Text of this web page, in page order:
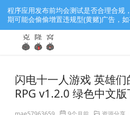
闪电十一人游戏 英雄
RPG v1.2.0 绿色中文
程序应用发布前均会测试是否合理合规
期可能会偷偷增置违规型(黄赌)广告，
馈窝长进行处理，共同监督维护良好的